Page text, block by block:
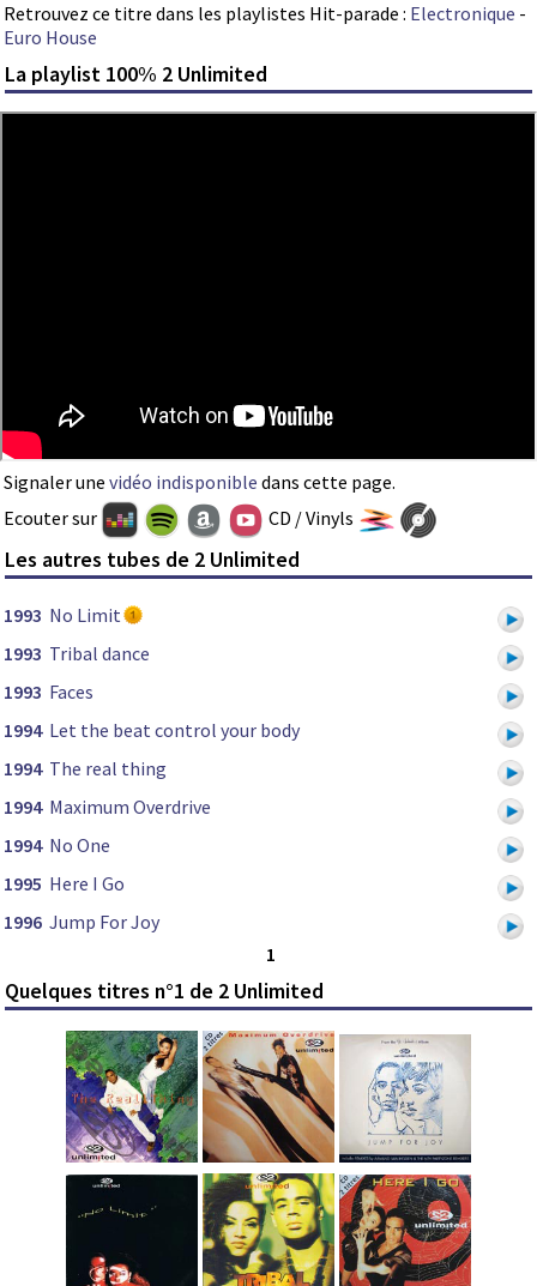
Retrouvez ce titre dans les playlistes Hit-parade : Electronique -
Euro House
La playlist 100% 2 Unlimited
Signaler une vidéo indisponible dans cette page.
Ecouter sur
CD / Vinyls
Les autres tubes de 2 Unlimited
1993 No Limit
1993 Tribal dance
1993 Faces
1994 Let the beat control your body
1994 The real thing
1994 Maximum Overdrive
1994 No One
1995 Here I Go
1996 Jump For Joy
1
Quelques titres n°1 de 2 Unlimited